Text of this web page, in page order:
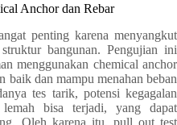
Anchor dan Rebar
penting karena menyangkut
bangunan. Pengujian ini
menggunakan chemical anchor
baik dan mampu menahan beban
tes tarik, potensi kegagalan
bisa terjadi, yang dapat
Oleh karena itu, pull out test